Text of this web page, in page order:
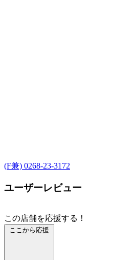
(F兼) 0268-23-3172
ユーザーレビュー
この店舗を応援する！
ここから応援